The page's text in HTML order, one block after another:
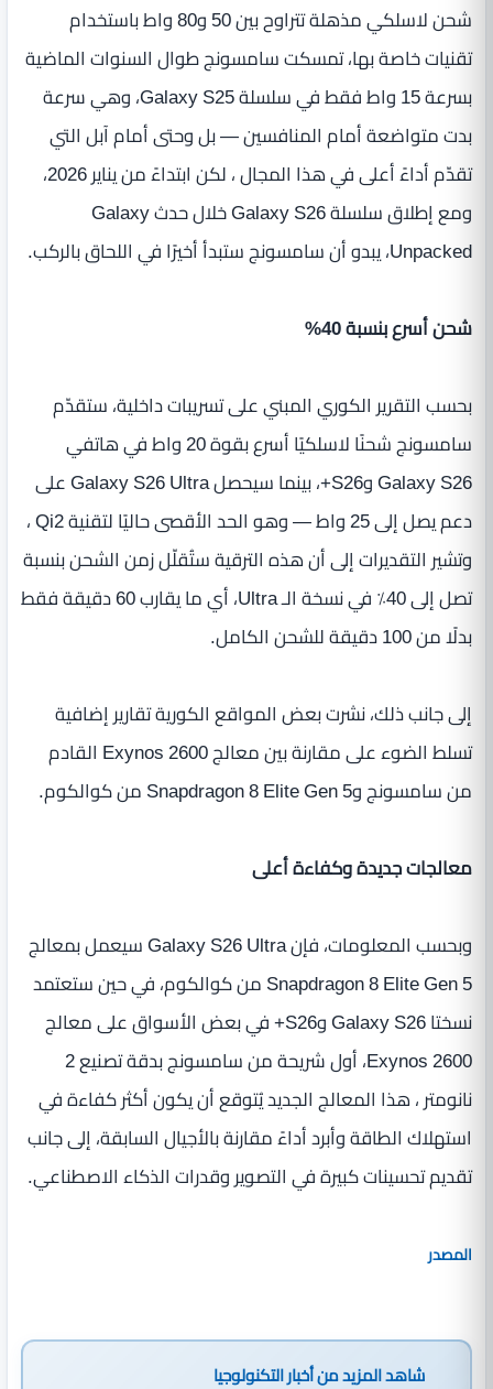
شحن لاسلكي مذهلة تتراوح بين 50 و80 واط باستخدام
تقنيات خاصة بها، تمسكت سامسونج طوال السنوات الماضية
بسرعة 15 واط فقط في سلسلة Galaxy S25، وهي سرعة
بدت متواضعة أمام المنافسين — بل وحتى أمام آبل التي
تقدّم أداءً أعلى في هذا المجال ، لكن ابتداءً من يناير 2026،
ومع إطلاق سلسلة Galaxy S26 خلال حدث Galaxy
Unpacked، يبدو أن سامسونج ستبدأ أخيرًا في اللحاق بالركب.
شحن أسرع بنسبة 40%
بحسب التقرير الكوري المبني على تسريبات داخلية، ستقدّم
سامسونج شحنًا لاسلكيًا أسرع بقوة 20 واط في هاتفي
Galaxy S26 وS26+، بينما سيحصل Galaxy S26 Ultra على
دعم يصل إلى 25 واط — وهو الحد الأقصى حاليًا لتقنية Qi2 ،
وتشير التقديرات إلى أن هذه الترقية ستُقلّل زمن الشحن بنسبة
تصل إلى 40٪ في نسخة الـ Ultra، أي ما يقارب 60 دقيقة فقط
بدلًا من 100 دقيقة للشحن الكامل.
إلى جانب ذلك، نشرت بعض المواقع الكورية تقارير إضافية
تسلط الضوء على مقارنة بين معالج Exynos 2600 القادم
من سامسونج وSnapdragon 8 Elite Gen 5 من كوالكوم.
معالجات جديدة وكفاءة أعلى
وبحسب المعلومات، فإن Galaxy S26 Ultra سيعمل بمعالج
Snapdragon 8 Elite Gen 5 من كوالكوم، في حين ستعتمد
نسختا Galaxy S26 وS26+ في بعض الأسواق على معالج
Exynos 2600، أول شريحة من سامسونج بدقة تصنيع 2
نانومتر ، هذا المعالج الجديد يُتوقع أن يكون أكثر كفاءة في
استهلاك الطاقة وأبرد أداءً مقارنة بالأجيال السابقة، إلى جانب
تقديم تحسينات كبيرة في التصوير وقدرات الذكاء الاصطناعي.
المصدر
شاهد المزيد منأخبار التكنولوجيا